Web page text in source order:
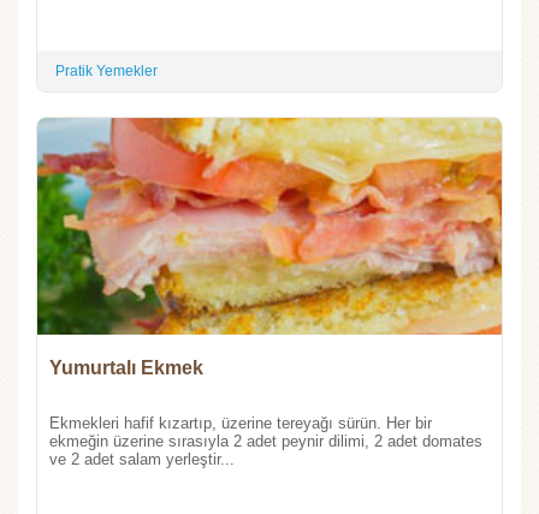
Pratik Yemekler
Yumurtalı Ekmek
Ekmekleri hafif kızartıp, üzerine tereyağı sürün. Her bir
ekmeğin üzerine sırasıyla 2 adet peynir dilimi, 2 adet domates
ve 2 adet salam yerleştir...